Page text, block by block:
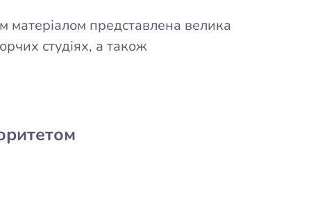
представлена велика
студіях, а також